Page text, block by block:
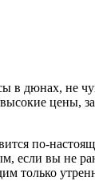
в дюнах, не
цены,
по-
если вы не
только